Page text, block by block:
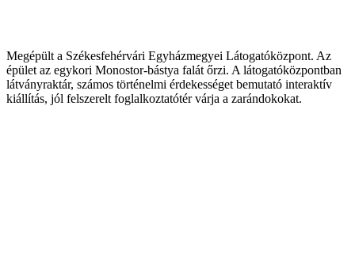
Megépült a Székesfehérvári Egyházmegyei Látogatóközpont. Az
épület az egykori Monostor-bástya falát őrzi. A látogatóközpontban
látványraktár, számos történelmi érdekességet bemutató interaktív
kiállítás, jól felszerelt foglalkoztatótér várja a zarándokokat.